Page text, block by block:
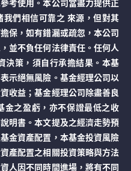
考使用。本公司當盡力提供正
們相信可靠之 來源，但對其
保，如有錯漏或疏忽，本公司
並不負任何法律責任。任何人
決策，須自行承擔結果。本基
示絕無風險。基金經理公司以
收益；基金經理公司除盡善良
金之盈虧，亦不保證最低之收
明書。本文提及之經濟走勢預
金資產配置，本基金投資風險
產配置之相關投資策略與方法
人因不同時間進場，將有不同